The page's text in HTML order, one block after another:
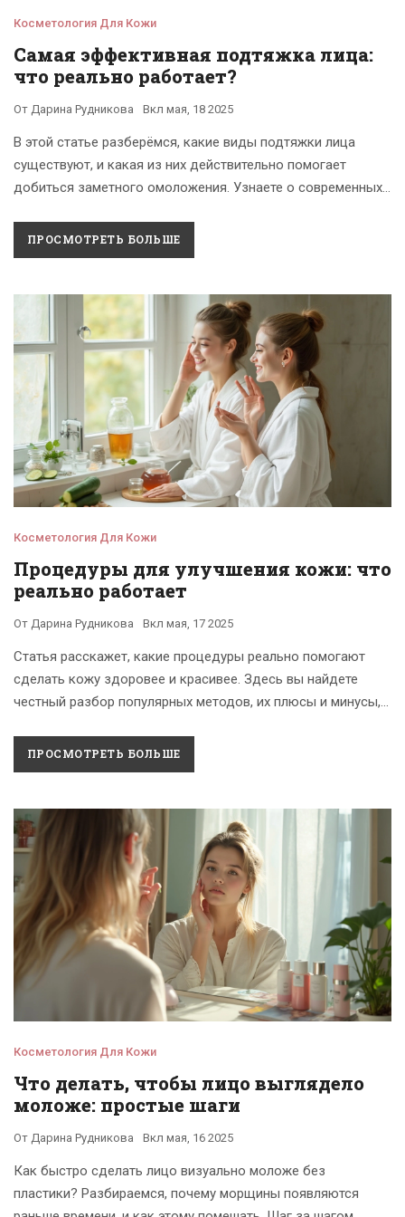
Косметология Для Кожи
Самая эффективная подтяжка лица:
что реально работает?
От Дарина Рудникова Вкл мая, 18 2025
В этой статье разберёмся, какие виды подтяжки лица
существуют, и какая из них действительно помогает
добиться заметного омоложения. Узнаете о современных
получите советы, как выбрать подходящий вариант для
себя. Будут рассмотрены как хирургические, так и
маркетинговые уловки, стоит знать, как на самом деле
работают разные способы лифтинга.
ПРОСМОТРЕТЬ БОЛЬШЕ
Косметология Для Кожи
Процедуры для улучшения кожи: что
реально работает
От Дарина Рудникова Вкл мая, 17 2025
Статья расскажет, какие процедуры реально помогают
сделать кожу здоровее и красивее. Здесь вы найдете
честный разбор популярных методов, их плюсы и минусы, а
за кожей. Подборка советов подойдет для любого
возраста и типа кожи. Практические рекомендации
Всё по делу, без мифов и рекламы.
ПРОСМОТРЕТЬ БОЛЬШЕ
Косметология Для Кожи
Что делать, чтобы лицо выглядело
моложе: простые шаги
От Дарина Рудникова Вкл мая, 16 2025
Как быстро сделать лицо визуально моложе без
пластики? Разбираемся, почему морщины появляются